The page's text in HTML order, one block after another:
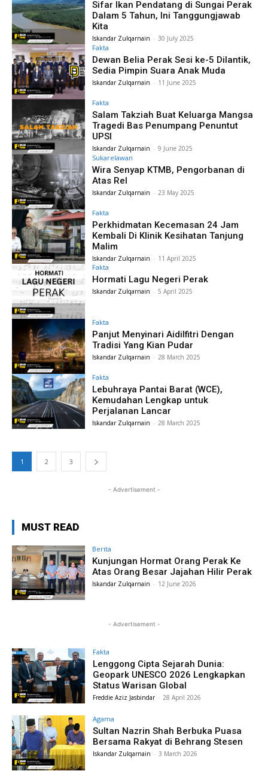
Sifar Ikan Pendatang di Sungai Perak
Dalam 5 Tahun, Ini Tanggungjawab
Kita
Iskandar Zulqarnain - 30 July 2025
Fakta
Dewan Belia Perak Sesi ke-5 Dilantik,
Sedia Pimpin Suara Anak Muda
Iskandar Zulqarnain - 11 June 2025
Fakta
Salam Takziah Buat Keluarga Mangsa
Tragedi Bas Penumpang Penuntut
UPSI
Iskandar Zulqarnain - 9 June 2025
Sukarelawan
Wira Senyap KTMB, Pengorbanan di
Atas Rel
Iskandar Zulqarnain - 23 May 2025
Fakta
Perkhidmatan Kecemasan 24 Jam
Kembali Di Klinik Kesihatan Tanjung
Malim
Iskandar Zulqarnain - 11 April 2025
Fakta
Hormati Lagu Negeri Perak
Iskandar Zulqarnain - 5 April 2025
Fakta
Panjut Menyinari Aidilfitri Dengan
Tradisi Yang Kian Pudar
Iskandar Zulqarnain - 28 March 2025
Fakta
Lebuhraya Pantai Barat (WCE),
Kemudahan Lengkap untuk
Perjalanan Lancar
Iskandar Zulqarnain - 28 March 2025
1 2 3
- Advertisement -
MUST READ
Berita
Kunjungan Hormat Orang Perak Ke
Atas Orang Besar Jajahan Hilir Perak
Iskandar Zulqarnain - 12 June 2026
- Advertisement -
Fakta
Lenggong Cipta Sejarah Dunia:
Geopark UNESCO 2026 Lengkapkan
Status Warisan Global
Freddie Aziz Jasbindar - 28 April 2026
Agama
Sultan Nazrin Shah Berbuka Puasa
Bersama Rakyat di Behrang Stesen
Iskandar Zulqarnain - 3 March 2026